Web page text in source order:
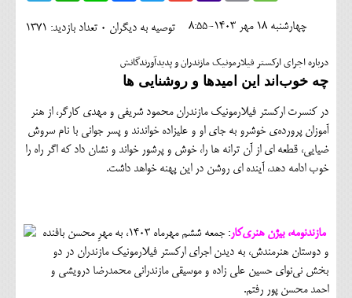
کلینیک
حقوقی
محیط زیست و گردشگری
فرهنگی و هنری
سیاسی
خانه
تعداد بازدید: 1371 توصیه به دیگران 0 چهارشنبه 18 مهر 1403-8:55
درباره اجرای ارکستر فیلارمونیک مازندران و پدیدآورندگانش
چه خوب‌اند این امیدها و روشنایی ها
در کنسرت ارکستر فیلارمونیک مازندران محمود شریفی و مهدی کارگر، از هنر
آموزان پرورده‌ی خوشرو به جای او و علیزاده خواندند و پسر جوانی با نام سروش
ضیایی، قطعه ای از آن ترانه ها را، خوش و پرشور خواند و نشان داد که اگر راه را
خوب ادامه دهد، آینده ای روشن در این پهنه خواهد داشت.
مازندنومه، بیژن هنری‌کار
: جمعه ششم مهرماه ۱۴۰۳، به مهرِ محسن بافنده
و دوستان هنرمندش، به دیدن اجرای ارکستر فیلارمونیک مازندران در دو
بخش نی‌نوای حسین علی زاده و موسیقی مازندرانی محمدرضا درویشی و
احمد محسن پور رفتم.